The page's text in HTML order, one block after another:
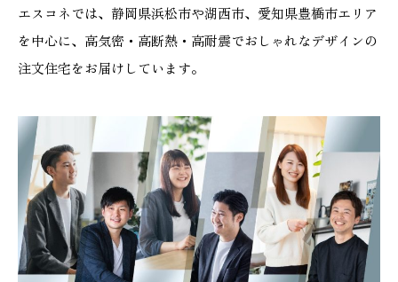
エスコネでは、静岡県浜松市や湖西市、愛知県豊橋市エリア
を中心に、高気密・高断熱・高耐震でおしゃれなデザインの
注文住宅をお届けしています。